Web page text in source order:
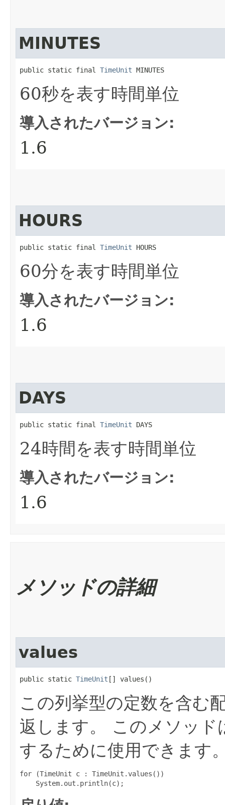
MINUTES
public static final TimeUnit MINUTES
60秒を表す時間単位
導入されたバージョン:
1.6
HOURS
public static final TimeUnit HOURS
60分を表す時間単位
導入されたバージョン:
1.6
DAYS
public static final TimeUnit DAYS
24時間を表す時間単位
導入されたバージョン:
1.6
メソッドの詳細
values
public static TimeUnit [] values()
この列挙型の定数を含む
返します。
このメソッド
するために使用できます
for (TimeUnit c : TimeUnit.values())